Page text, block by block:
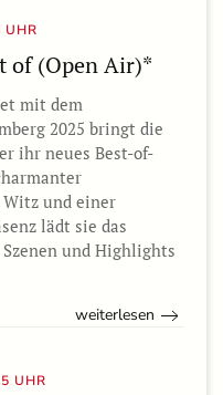
UHR
of (Open Air)*
mit dem
2025 bringt die
ihr neues Best-of-
und einer
lädt sie das
und Highlights
weiterlesen
UHR